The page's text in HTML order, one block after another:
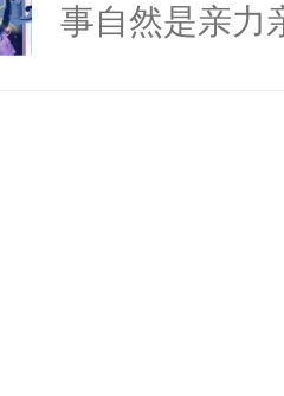
心热狐狸×白
事自然是亲力